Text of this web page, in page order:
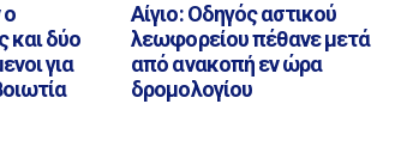
και δύο
για
Αίγιο: Οδηγός αστικού
λεωφορείου πέθανε μετά
από ανακοπή εν ώρα
δρομολογίου